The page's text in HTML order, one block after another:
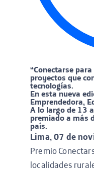
“Conectarse
proyectos que
tecnologías.
En esta nueva
Emprendedora,
A lo largo de 13
premiado a más
país.
Lima, 07 de
Premio
localidades